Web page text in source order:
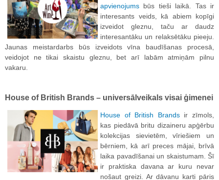
apvienojums būs tieši laikā. Tas ir
interesants veids, kā abiem kopīgi
izveidot gleznu, taču ar daudz
interesantāku un relaksētāku pieeju.
Jaunas meistardarbs būs izveidots vīna baudīšanas procesā,
veidojot ne tikai skaistu gleznu, bet arī labām atmiņām pilnu
vakaru.
House of British Brands – universālveikals visai ģimenei
House of British Brandsir zīmols,
kas piedāvā britu dizaineru apģērbu
kolekcijas sievietēm, vīriešiem un
bērniem, kā arī preces mājai, brīvā
laika pavadīšanai un skaistumam. Šī
ir praktiska davana ar kuru nevar
nošaut greizi. Ar dāvanu karti pāris